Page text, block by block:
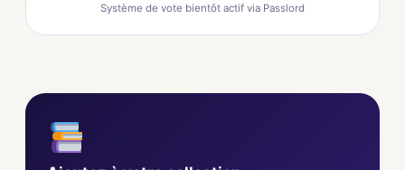
Système de vote bientôt actif via Passlord